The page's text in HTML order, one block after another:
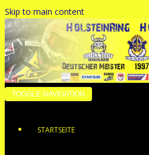
Skip to main content
TOGGLE NAVIGATION
STARTSEITE